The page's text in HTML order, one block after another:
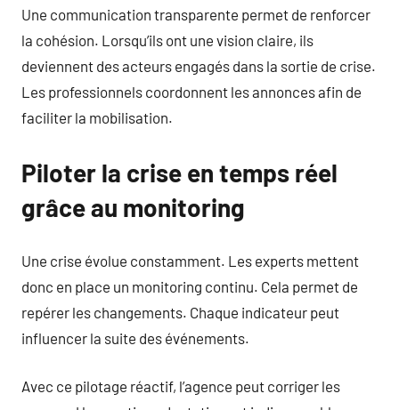
Une communication transparente permet de renforcer
la cohésion. Lorsqu’ils ont une vision claire, ils
deviennent des acteurs engagés dans la sortie de crise.
Les professionnels coordonnent les annonces afin de
faciliter la mobilisation.
Piloter la crise en temps réel
grâce au monitoring
Une crise évolue constamment. Les experts mettent
donc en place un monitoring continu. Cela permet de
repérer les changements. Chaque indicateur peut
influencer la suite des événements.
Avec ce pilotage réactif, l’agence peut corriger les